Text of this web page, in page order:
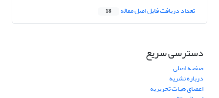
تعداد دریافت فایل اصل مقاله 18
دسترسی سریع
صفحه اصلی
درباره نشریه
اعضای هیات تحریریه